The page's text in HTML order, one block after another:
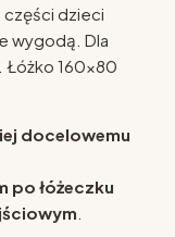
części dzieci
wygodą. Dla
Łóżko 160x80
docelowemu
po łóżeczku